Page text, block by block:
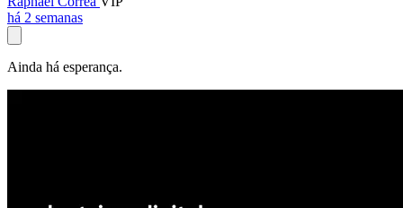
há 2 semanas
Ainda há esperança.